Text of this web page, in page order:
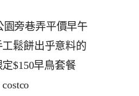
園旁巷弄平價早午
鬆餅出乎意料的
$150早鳥套餐